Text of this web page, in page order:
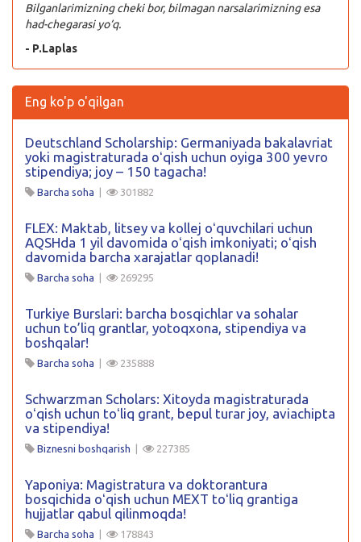
Bilganlarimizning cheki bor, bilmagan narsalarimizning esa
had-chegarasi yo‘q.
- P.Laplas
Eng ko'p o'qilgan
Deutschland Scholarship: Germaniyada bakalavriat
yoki magistraturada oʻqish uchun oyiga 300 yevro
stipendiya; joy – 150 tagacha!
Barcha soha | 301882
FLEX: Maktab, litsey va kollej oʻquvchilari uchun
AQSHda 1 yil davomida oʻqish imkoniyati; oʻqish
davomida barcha xarajatlar qoplanadi!
Barcha soha | 269295
Turkiye Burslari: barcha bosqichlar va sohalar
uchun to’liq grantlar, yotoqxona, stipendiya va
boshqalar!
Barcha soha | 235888
Schwarzman Scholars: Xitoyda magistraturada
oʻqish uchun toʻliq grant, bepul turar joy, aviachipta
va stipendiya!
Biznesni boshqarish | 227385
Yaponiya: Magistratura va doktorantura
bosqichida oʻqish uchun MEXT toʻliq grantiga
hujjatlar qabul qilinmoqda!
Barcha soha | 178843